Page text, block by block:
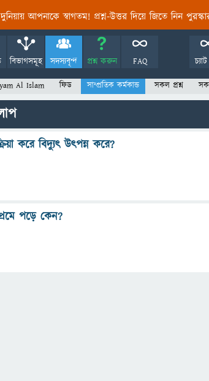
দুনিয়ায় আপনাকে স্বাগতম! প্রশ্ন-উত্তর দিয়ে জিতে নিন
বিভাগসমূহ সদস্যবৃন্দ প্রশ্ন করুন FAQ
Al Islam ফিড সাম্প্রতিক কর্মকান্ড সকল প্রশ্ন
করে বিদ্যুৎ উৎপন্ন করে?
পড়ে কেন?